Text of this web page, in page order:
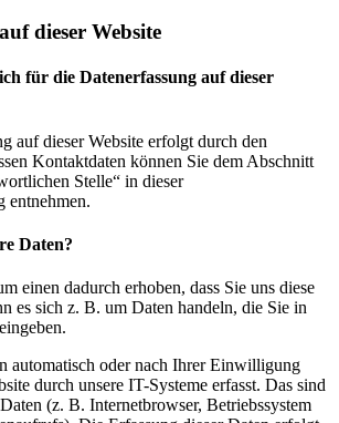
dieser Website
für die Datenerfassung auf dieser
auf dieser Website erfolgt durch den
Kontaktdaten können Sie dem Abschnitt
Stelle“ in dieser
entnehmen.
Daten?
einen dadurch erhoben, dass Sie uns diese
es sich z. B. um Daten handeln, die Sie in
automatisch oder nach Ihrer Einwilligung
durch unsere IT-Systeme erfasst. Das sind
(z. B. Internetbrowser, Betriebssystem